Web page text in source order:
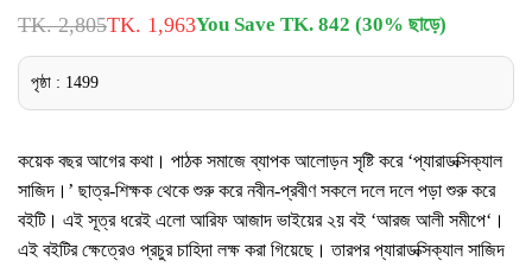
TK. 2,805TK. 1,963You Save TK. 842 (30% ছাড়ে)
পৃষ্ঠা : 1499
কয়েক বছর আগের কথা। পাঠক সমাজে ব্যাপক আলোড়ন সৃষ্টি করে ‘প্যারাডক্সিক্যাল
সাজিদ।’ ছাত্র-শিক্ষক থেকে শুরু করে নবীন-প্রবীণ সকলে দলে দলে পড়া শুরু করে
বইটি। এই সূত্র ধরেই এলো আরিফ আজাদ ভাইয়ের ২য় বই ‘আরজ আলী সমীপে‘।
এই বইটির ক্ষেত্রেও প্রচুর চাহিদা লক্ষ করা গিয়েছে। তারপর প্যারাডক্সিক্যাল সাজিদ